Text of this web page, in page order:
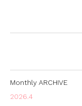
Monthly ARCHIVE
2026.4